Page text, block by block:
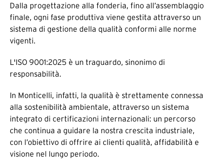
Dalla progettazione alla fonderia, fino all’assemblaggio
finale, ogni fase produttiva viene gestita attraverso un
sistema di gestione della qualità conformi alle norme
vigenti.
L'ISO 9001:2025 è un traguardo, sinonimo di
responsabilità.
In Monticelli, infatti, la qualità è strettamente connessa
alla sostenibilità ambientale, attraverso un sistema
integrato di certificazioni internazionali: un percorso
che continua a guidare la nostra crescita industriale,
con l’obiettivo di offrire ai clienti qualità, affidabilità e
visione nel lungo periodo.